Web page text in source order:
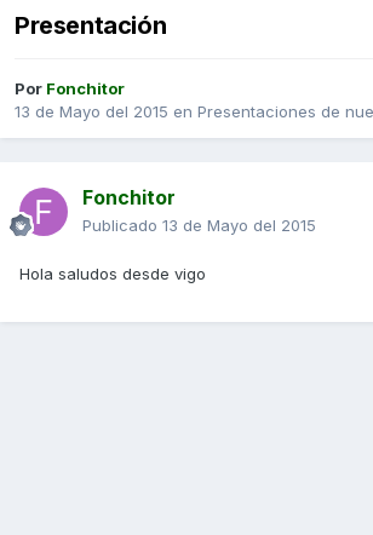
Presentación
Por Fonchitor
13 de Mayo del 2015 en Presentaciones de
Fonchitor
Publicado 13 de Mayo del 2015
Hola saludos desde vigo